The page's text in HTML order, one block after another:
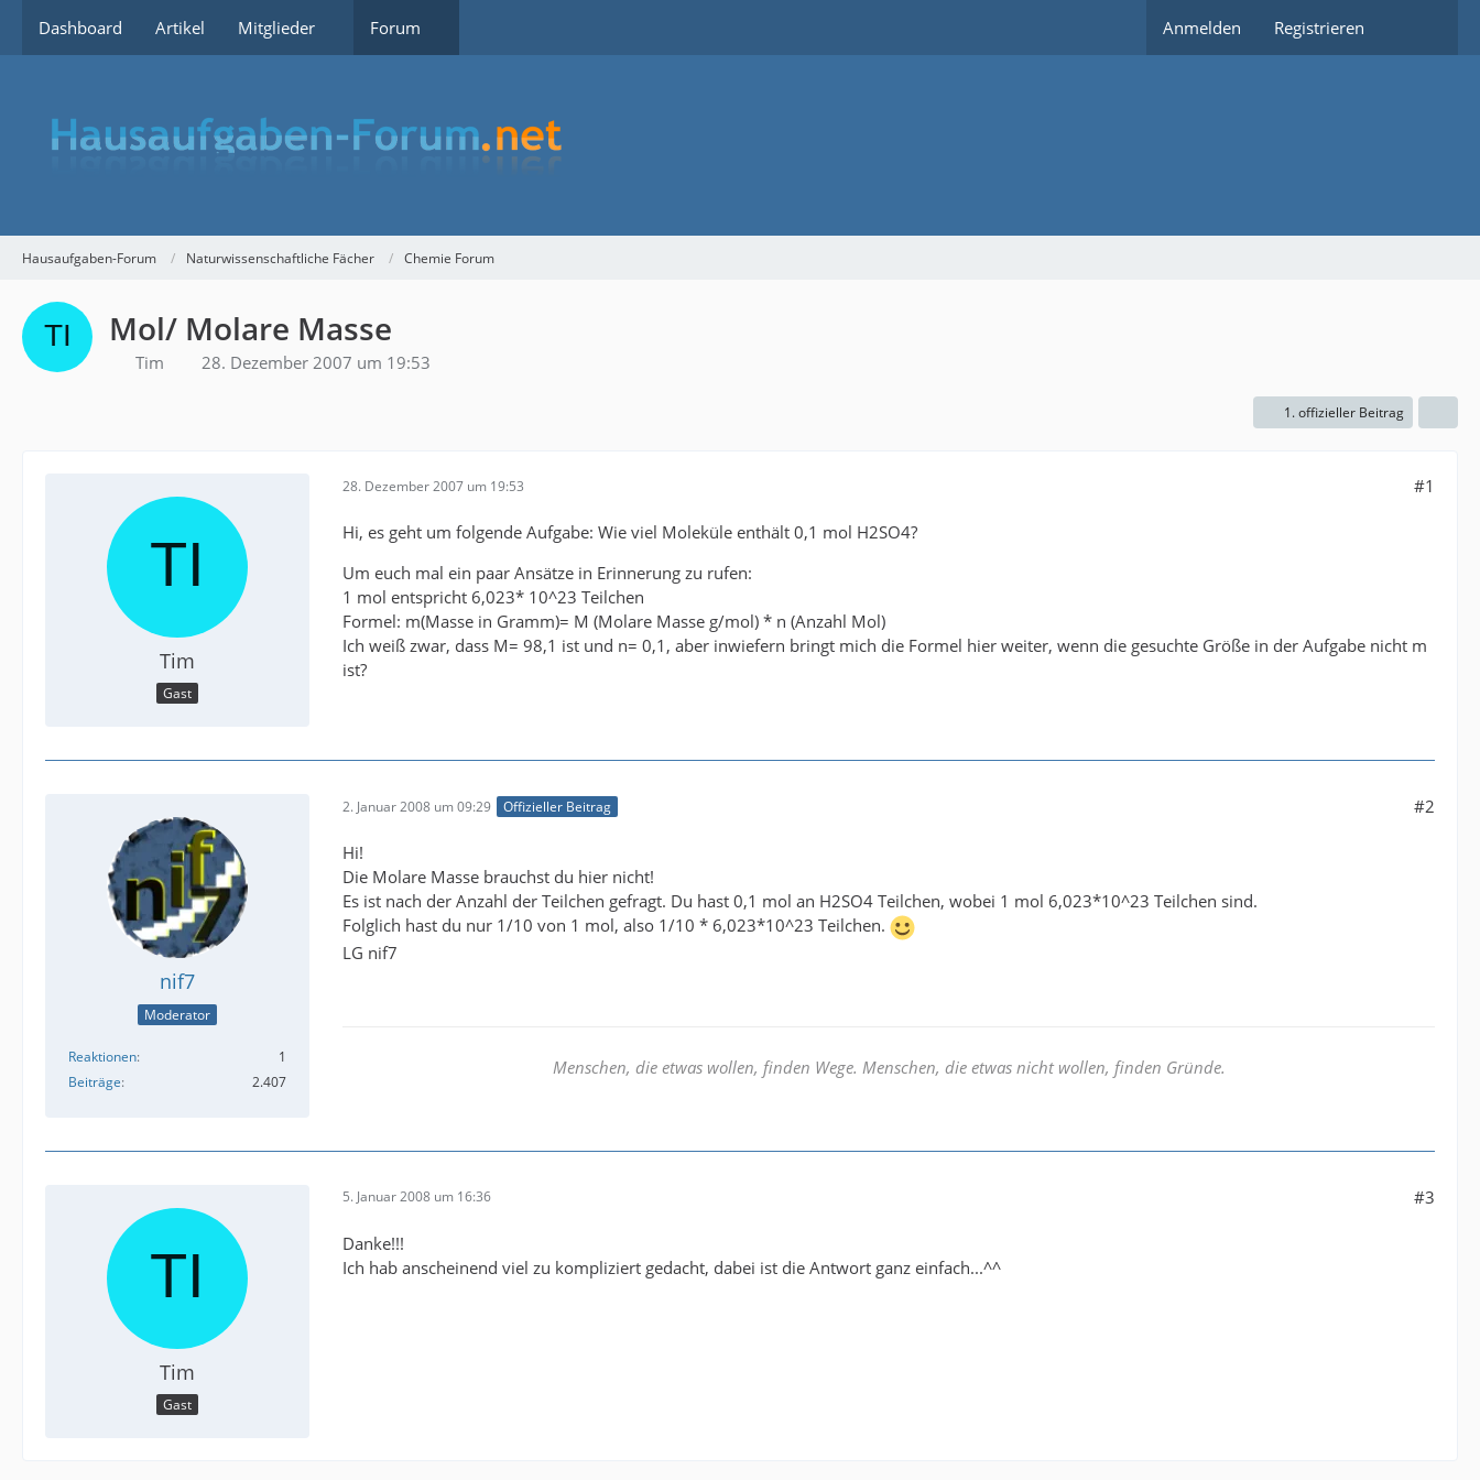
Dashboard Artikel Mitglieder Forum Anmelden Registrieren
Hausaufgaben-Forum Naturwissenschaftliche Fächer Chemie Forum
Mol/ Molare Masse
Tim 28. Dezember 2007 um 19:53
1. offizieller Beitrag
Tim
Gast
28. Dezember 2007 um 19:53 #1
Hi, es geht um folgende Aufgabe: Wie viel Moleküle enthält 0,1 mol H2SO4?
Um euch mal ein paar Ansätze in Erinnerung zu rufen:
1 mol entspricht 6,023* 10^23 Teilchen
Formel: m(Masse in Gramm)= M (Molare Masse g/mol) * n (Anzahl Mol)
Ich weiß zwar, dass M= 98,1 ist und n= 0,1, aber inwiefern bringt mich die Formel hier weiter, wenn die gesuchte Größe in der Aufgabe nicht m
ist?
nif7
Moderator
Reaktionen
1
Beiträge
2.407
2. Januar 2008 um 09:29 Offizieller Beitrag #2
Hi!
Die Molare Masse brauchst du hier nicht!
Es ist nach der Anzahl der Teilchen gefragt. Du hast 0,1 mol an H2SO4 Teilchen, wobei 1 mol 6,023*10^23 Teilchen sind.
Folglich hast du nur 1/10 von 1 mol, also 1/10 * 6,023*10^23 Teilchen.
LG nif7
Menschen, die etwas wollen, finden Wege. Menschen, die etwas nicht wollen, finden Gründe.
Tim
Gast
5. Januar 2008 um 16:36 #3
Danke!!!
Ich hab anscheinend viel zu kompliziert gedacht, dabei ist die Antwort ganz einfach...^^